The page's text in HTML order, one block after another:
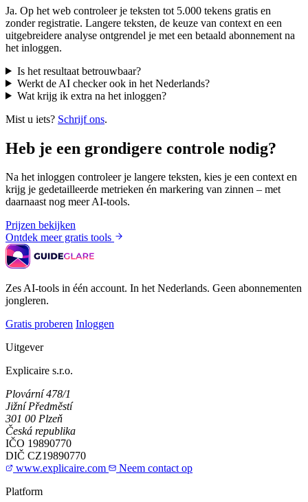
Ja. Op het web controleer je teksten tot 5.000 tekens gratis en
zonder registratie. Langere teksten, de keuze van context en een
uitgebreidere analyse ontgrendel je met een betaald abonnement na
het inloggen.
Is het resultaat betrouwbaar?
Werkt de AI checker ook in het Nederlands?
Wat krijg ik extra na het inloggen?
Mist u iets? Schrijf ons.
Heb je een grondigere controle nodig?
Na het inloggen controleer je langere teksten, kies je een context en
krijg je gedetailleerde metrieken én markering van zinnen – met
daarnaast nog meer AI-tools.
Prijzen bekijken
Ontdek meer gratis tools
Zes AI-tools in één account. In het Nederlands. Geen abonnementen
jongleren.
Gratis proberen Inloggen
Uitgever
Explicaire s.r.o.
Plovární 478/1
Jižní Předměstí
301 00 Plzeň
Česká republika
IČO 19890770
DIČ CZ19890770
www.explicaire.com
Neem contact op
Platform